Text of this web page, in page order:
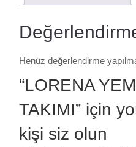
Henüz değerlendirme
“LORENA
TAKIMI” için
kişi siz olun